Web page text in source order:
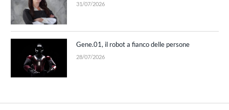
31/07/2026
Gene.01, il robot a fianco delle persone
28/07/2026